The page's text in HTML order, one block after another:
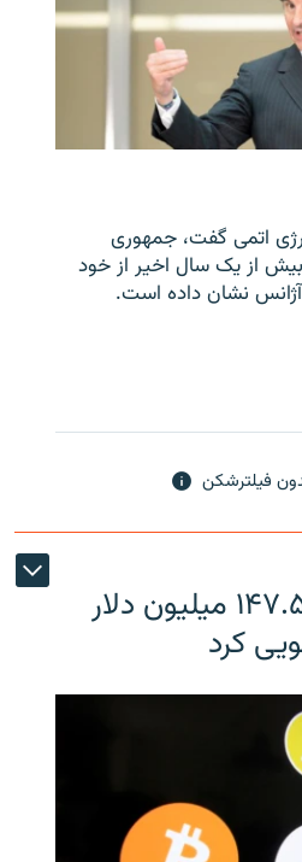
اتمی گفت، جمهوری
از یک سال اخیر از خود
نشان داده است.
فیلترشکن
رویترز: کره شمالی ۱۴۷.۵ میلیون دلار
کرد